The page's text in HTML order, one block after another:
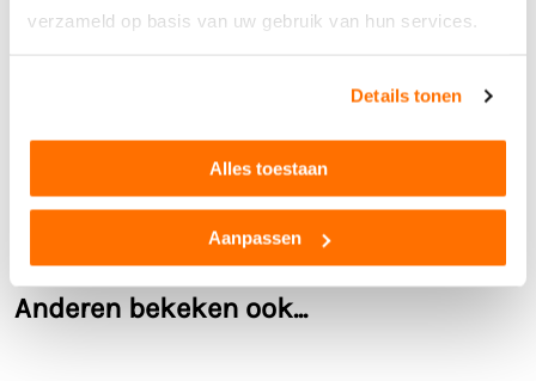
verzameld op basis van uw gebruik van hun services.
Details tonen
Alles toestaan
Aanpassen
gemakkelijk proces.
Rood
Rolly Toys
m
Aanbevolen lengte kind
85 tot 130 cm
Bekijk alle technische specificaties
Anderen bekeken ook...